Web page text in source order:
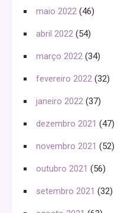
maio 2022 (46)
abril 2022 (54)
março 2022 (34)
fevereiro 2022 (32)
janeiro 2022 (37)
dezembro 2021 (47)
novembro 2021 (52)
outubro 2021 (56)
setembro 2021 (32)